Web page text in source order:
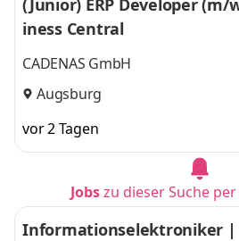
(Junior) ERP Developer
iness Central
CADENAS GmbH
Augsburg
vor 2 Tagen
Jobszu dieser Suche
Informationselektroniker |